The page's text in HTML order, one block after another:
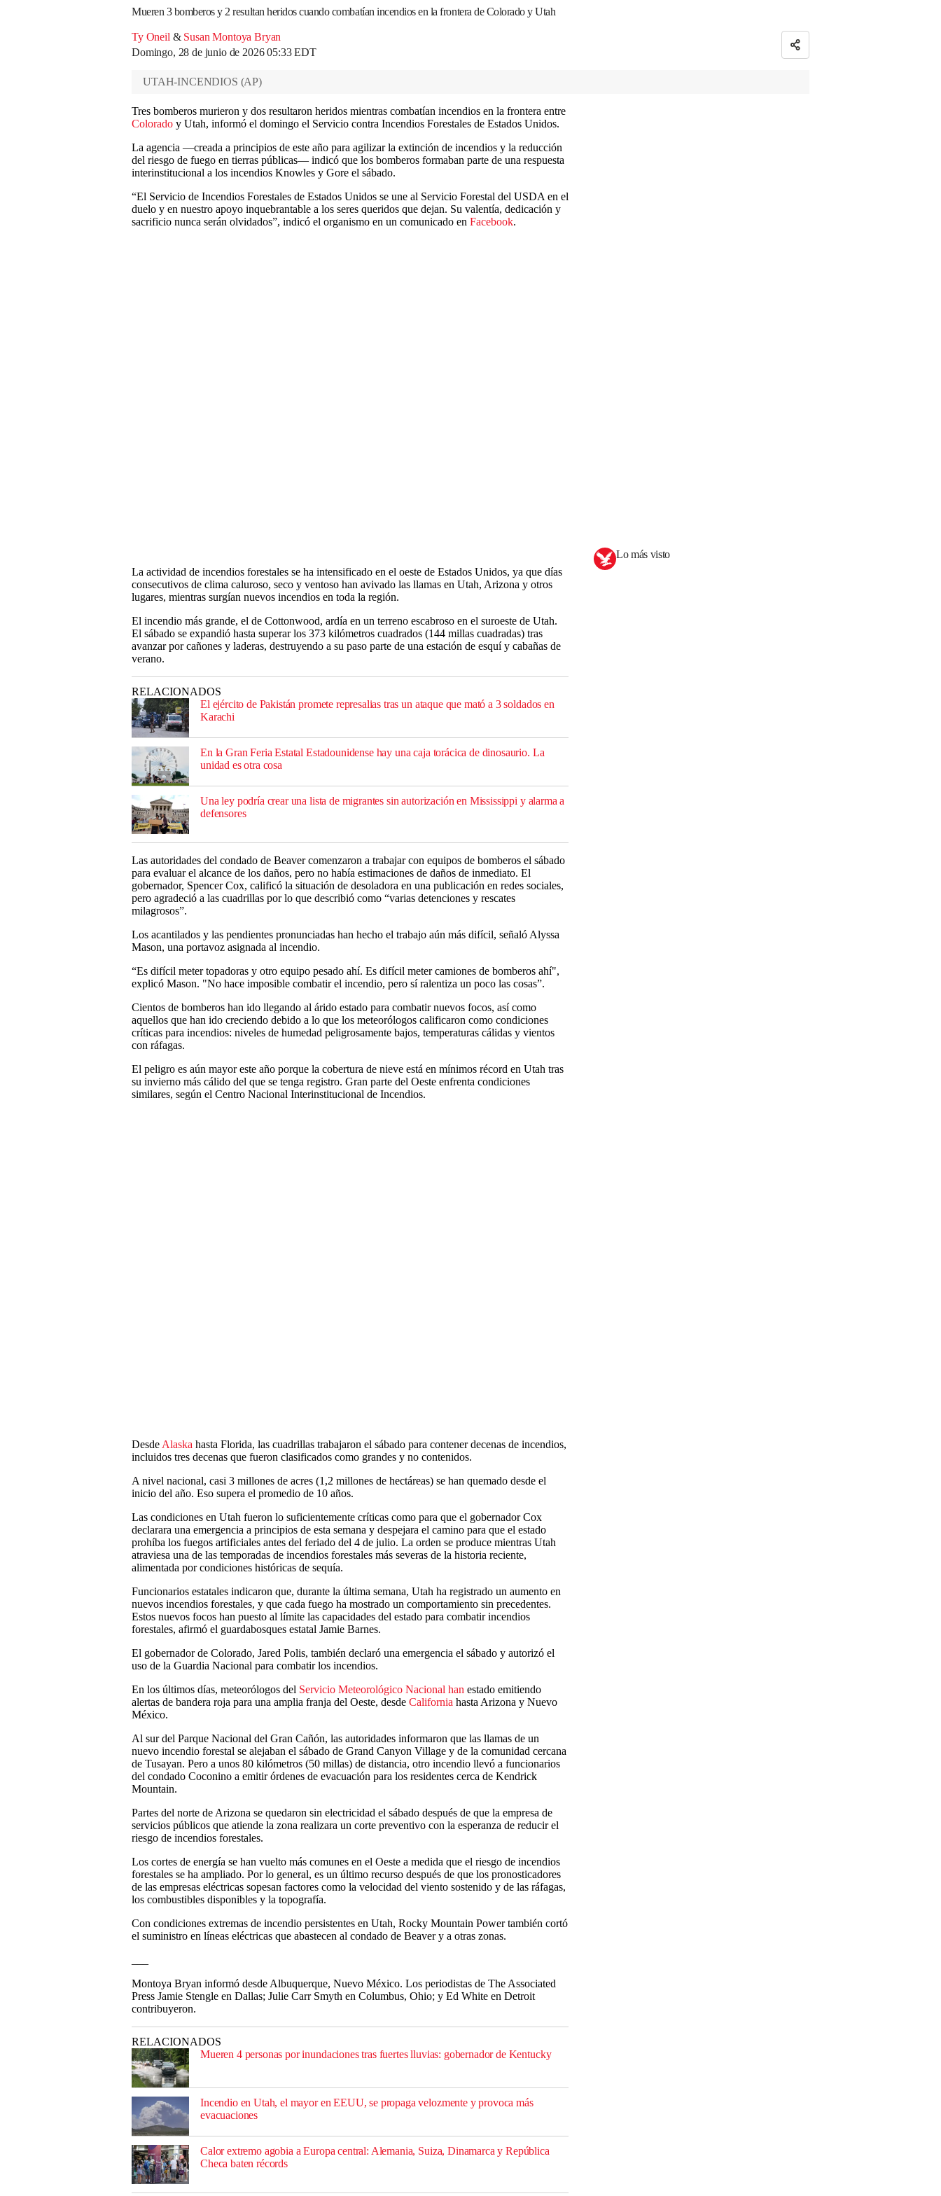
Mueren 3 bomberos y 2 resultan heridos cuando combatían incendios en la frontera de Colorado y Utah
Ty Oneil & Susan Montoya Bryan
Domingo, 28 de junio de 2026 05:33 EDT
UTAH-INCENDIOS (AP)
Tres bomberos murieron y dos resultaron heridos mientras combatían incendios en la frontera entre
Colorado y Utah, informó el domingo el Servicio contra Incendios Forestales de Estados Unidos.
La agencia —creada a principios de este año para agilizar la extinción de incendios y la reducción
del riesgo de fuego en tierras públicas— indicó que los bomberos formaban parte de una respuesta
interinstitucional a los incendios Knowles y Gore el sábado.
“El Servicio de Incendios Forestales de Estados Unidos se une al Servicio Forestal del USDA en el
duelo y en nuestro apoyo inquebrantable a los seres queridos que dejan. Su valentía, dedicación y
sacrificio nunca serán olvidados”, indicó el organismo en un comunicado en Facebook.
La actividad de incendios forestales se ha intensificado en el oeste de Estados Unidos, ya que días
consecutivos de clima caluroso, seco y ventoso han avivado las llamas en Utah, Arizona y otros
lugares, mientras surgían nuevos incendios en toda la región.
El incendio más grande, el de Cottonwood, ardía en un terreno escabroso en el suroeste de Utah.
El sábado se expandió hasta superar los 373 kilómetros cuadrados (144 millas cuadradas) tras
avanzar por cañones y laderas, destruyendo a su paso parte de una estación de esquí y cabañas de
verano.
RELACIONADOS
El ejército de Pakistán promete represalias tras un ataque que mató a 3 soldados en
Karachi
En la Gran Feria Estatal Estadounidense hay una caja torácica de dinosaurio. La
unidad es otra cosa
Una ley podría crear una lista de migrantes sin autorización en Mississippi y alarma a
defensores
Las autoridades del condado de Beaver comenzaron a trabajar con equipos de bomberos el sábado
para evaluar el alcance de los daños, pero no había estimaciones de daños de inmediato. El
gobernador, Spencer Cox, calificó la situación de desoladora en una publicación en redes sociales,
pero agradeció a las cuadrillas por lo que describió como “varias detenciones y rescates
milagrosos”.
Los acantilados y las pendientes pronunciadas han hecho el trabajo aún más difícil, señaló Alyssa
Mason, una portavoz asignada al incendio.
“Es difícil meter topadoras y otro equipo pesado ahí. Es difícil meter camiones de bomberos ahí",
explicó Mason. "No hace imposible combatir el incendio, pero sí ralentiza un poco las cosas”.
Cientos de bomberos han ido llegando al árido estado para combatir nuevos focos, así como
aquellos que han ido creciendo debido a lo que los meteorólogos calificaron como condiciones
críticas para incendios: niveles de humedad peligrosamente bajos, temperaturas cálidas y vientos
con ráfagas.
El peligro es aún mayor este año porque la cobertura de nieve está en mínimos récord en Utah tras
su invierno más cálido del que se tenga registro. Gran parte del Oeste enfrenta condiciones
similares, según el Centro Nacional Interinstitucional de Incendios.
Desde Alaska hasta Florida, las cuadrillas trabajaron el sábado para contener decenas de incendios,
incluidos tres decenas que fueron clasificados como grandes y no contenidos.
A nivel nacional, casi 3 millones de acres (1,2 millones de hectáreas) se han quemado desde el
inicio del año. Eso supera el promedio de 10 años.
Las condiciones en Utah fueron lo suficientemente críticas como para que el gobernador Cox
declarara una emergencia a principios de esta semana y despejara el camino para que el estado
prohíba los fuegos artificiales antes del feriado del 4 de julio. La orden se produce mientras Utah
atraviesa una de las temporadas de incendios forestales más severas de la historia reciente,
alimentada por condiciones históricas de sequía.
Funcionarios estatales indicaron que, durante la última semana, Utah ha registrado un aumento en
nuevos incendios forestales, y que cada fuego ha mostrado un comportamiento sin precedentes.
Estos nuevos focos han puesto al límite las capacidades del estado para combatir incendios
forestales, afirmó el guardabosques estatal Jamie Barnes.
El gobernador de Colorado, Jared Polis, también declaró una emergencia el sábado y autorizó el
uso de la Guardia Nacional para combatir los incendios.
En los últimos días, meteorólogos del Servicio Meteorológico Nacional han estado emitiendo
alertas de bandera roja para una amplia franja del Oeste, desde California hasta Arizona y Nuevo
México.
Al sur del Parque Nacional del Gran Cañón, las autoridades informaron que las llamas de un
nuevo incendio forestal se alejaban el sábado de Grand Canyon Village y de la comunidad cercana
de Tusayan. Pero a unos 80 kilómetros (50 millas) de distancia, otro incendio llevó a funcionarios
del condado Coconino a emitir órdenes de evacuación para los residentes cerca de Kendrick
Mountain.
Partes del norte de Arizona se quedaron sin electricidad el sábado después de que la empresa de
servicios públicos que atiende la zona realizara un corte preventivo con la esperanza de reducir el
riesgo de incendios forestales.
Los cortes de energía se han vuelto más comunes en el Oeste a medida que el riesgo de incendios
forestales se ha ampliado. Por lo general, es un último recurso después de que los pronosticadores
de las empresas eléctricas sopesan factores como la velocidad del viento sostenido y de las ráfagas,
los combustibles disponibles y la topografía.
Con condiciones extremas de incendio persistentes en Utah, Rocky Mountain Power también cortó
el suministro en líneas eléctricas que abastecen al condado de Beaver y a otras zonas.
Montoya Bryan informó desde Albuquerque, Nuevo México. Los periodistas de The Associated
Press Jamie Stengle en Dallas; Julie Carr Smyth en Columbus, Ohio; y Ed White en Detroit
contribuyeron.
RELACIONADOS
Mueren 4 personas por inundaciones tras fuertes lluvias: gobernador de Kentucky
Incendio en Utah, el mayor en EEUU, se propaga velozmente y provoca más
evacuaciones
Calor extremo agobia a Europa central: Alemania, Suiza, Dinamarca y República
Checa baten récords
Lo más visto